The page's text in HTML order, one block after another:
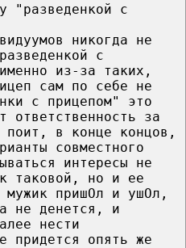
"разведенкой с
никогда не
с
из-за таких,
сам по себе не
с прицепом" это
ответственность за
поит, в конце концов,
совместного
интересы не
таковой, но и ее
пришОл и ушОл,
не денется, и
нести
придется опять же